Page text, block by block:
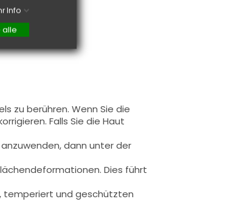
zu berühren. Wenn Sie die
Falls Sie die Haut
dann unter der
Dies führt
temperiert und geschützten
Info
alle